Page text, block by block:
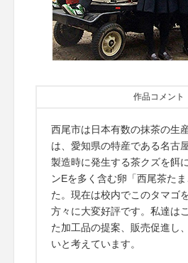
作品コメント
西尾市は日本有数の抹茶の生
は、愛知県の特産である名古
製造時に発生する茶クズを餌
ンEを多く含む卵「西尾茶た
た。現在は校内でこのタマゴ
方々に大変好評です。私達は
た加工品の提案、販売促進し
いと考えています。